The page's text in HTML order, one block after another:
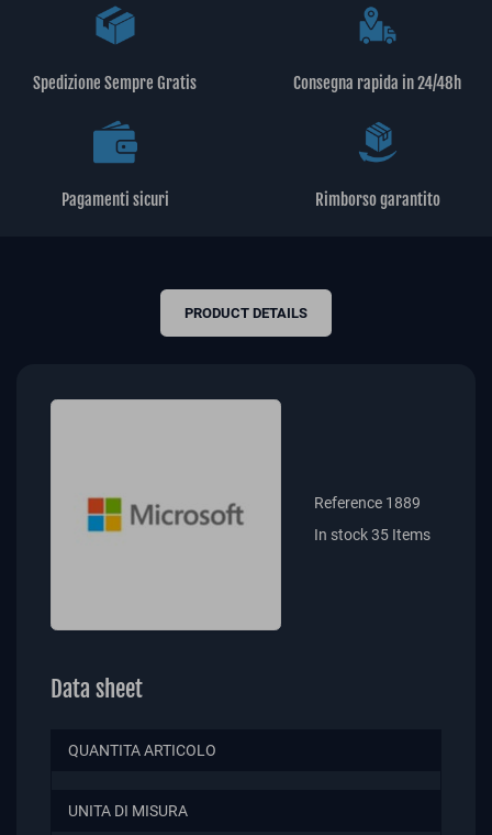
Spedizione Sempre Gratis Consegna rapida in 24/48h
Pagamenti sicuri Rimborso garantito
PRODUCT DETAILS
Reference 1889
In stock35 Items
Data sheet
QUANTITA ARTICOLO
UNITA DI MISURA